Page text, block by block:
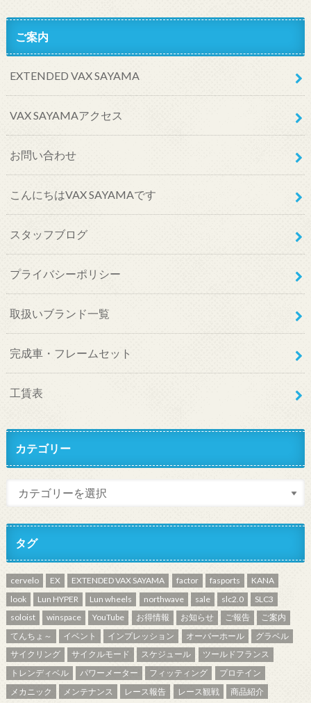
ご案内
EXTENDED VAX SAYAMA
VAX SAYAMAアクセス
お問い合わせ
こんにちはVAX SAYAMAです
スタッフブログ
プライバシーポリシー
取扱いブランド一覧
完成車・フレームセット
工賃表
カテゴリー
タグ
cervelo EX EXTENDED VAX SAYAMA factor fasports
KANA
look
Lun HYPER Lun wheels northwave sale slc2.0
SLC3
soloist
winspace YouTube お得情報 お知らせ ご報告
ご案内
てんちょ～
イベント インプレッション オーバーホール
グラベル
サイクリング
サイクルモード スケジュール
ツールドフランス
トレンディベル
パワーメーター フィッティング
プロテイン
メカニック
メンテナンス レース報告 レース観戦 商品紹介